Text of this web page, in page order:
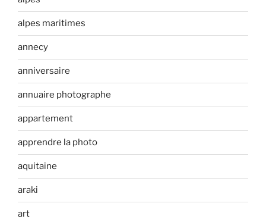
alpes maritimes
annecy
anniversaire
annuaire photographe
appartement
apprendre la photo
aquitaine
araki
art